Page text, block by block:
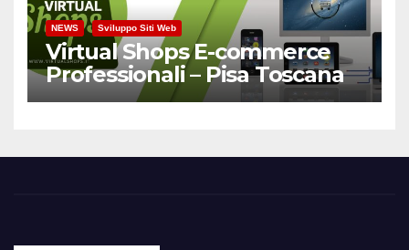
NEWS Sviluppo Siti Web
Virtual Shops E-commerce
Professionali – Pisa Toscana